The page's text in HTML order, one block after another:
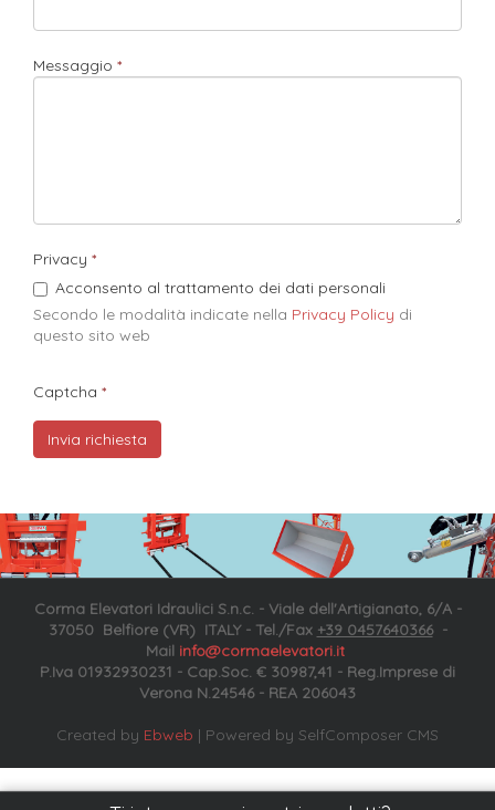
Messaggio
Privacy
Acconsento al trattamento dei dati personali
Secondo le modalità indicate nella Privacy Policy di
questo sito web​
Captcha
Corma Elevatori Idraulici S.n.c. - Viale dell'Artigianato, 6/A -
37050 Belfiore (VR) ITALY - Tel./Fax +39 0457640366-
Mail info@cormaelevatori.it
P.Iva 01932930231 - Cap.Soc. € 30987,41 - Reg.Imprese di
Verona N.24546 - REA 206043
Created by Ebweb | Powered by SelfComposer CMS